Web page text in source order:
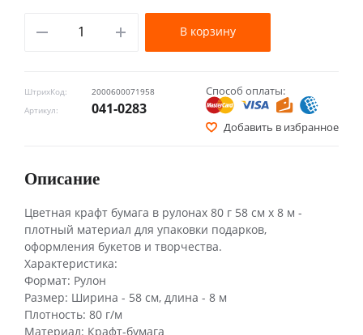
ШтрихКод:
2000600071958
Артикул:
041-0283
Способ оплаты:
Добавить в избранное
В корзину
Описание
Цветная крафт бумага в рулонах 80 г 58 см х 8 м -
плотный материал для упаковки подарков,
оформления букетов и творчества.
Характеристика:
Формат: Рулон
Размер: Ширина - 58 см, длина - 8 м
Плотность: 80 г/м
Материал: Крафт-бумага